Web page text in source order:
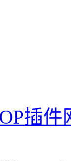
插件